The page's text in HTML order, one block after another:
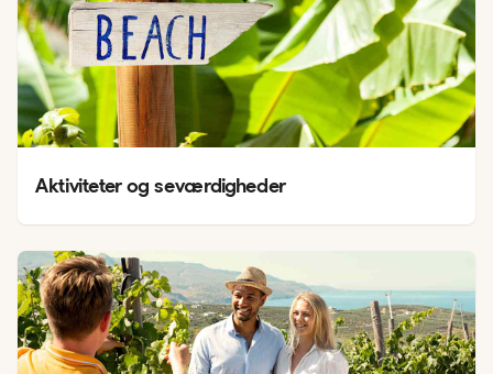
Aktiviteter og seværdigheder